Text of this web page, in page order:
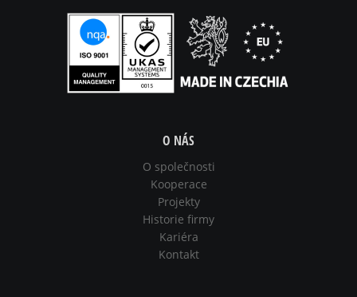
O NÁS
O společnosti
Kooperace
Projekty
Historie firmy
Kariéra
Kontakt